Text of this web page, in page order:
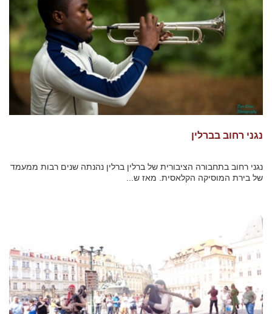
נגני רחוב בברלין
נגני רחוב בתחבורה הציבורית של ברלין ברלין נהנתה שנים רבות ממעמד
של בירת המוסיקה הקלאסית. מאז ש...